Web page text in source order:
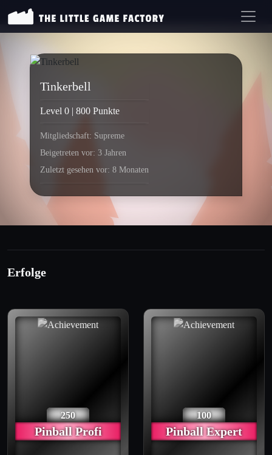
Tinkerbell
Level 0 | 800 Punkte
Mitgliedschaft: Supreme
Beigetreten vor: 3 Jahren
Zuletzt gesehen vor: 8 Monaten
Erfolge
250
Pinball Profi
100
Pinball Expert